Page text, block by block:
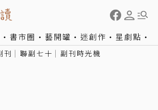
書市圈 藝開罐 迷創作 星劇點
刊 聯副七十 副刊時光機